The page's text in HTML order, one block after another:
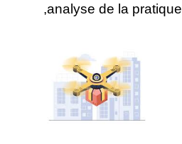
,analyse de la pratique